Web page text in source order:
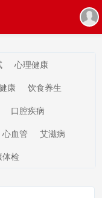
心理健康
康
饮食养生
口腔疾病
心血管
艾滋病
检